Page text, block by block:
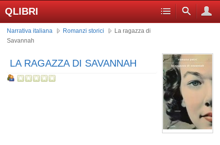
QLIBRI
Narrativa italiana Romanzi storici
La ragazza di
Savannah
LA RAGAZZA DI SAVANNAH